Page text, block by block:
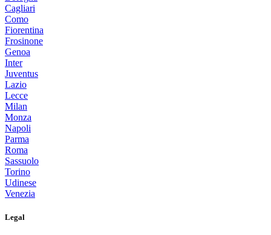
Cagliari
Como
Fiorentina
Frosinone
Genoa
Inter
Juventus
Lazio
Lecce
Milan
Monza
Napoli
Parma
Roma
Sassuolo
Torino
Udinese
Venezia
Legal